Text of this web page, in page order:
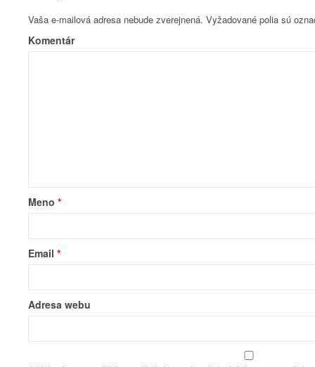
Vaša e-mailová adresa nebude zverejnená. Vyžadované polia sú
Komentár
Meno *
Email *
Adresa webu